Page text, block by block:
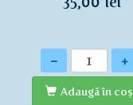
Cantitate
- +
Adaugă în coş